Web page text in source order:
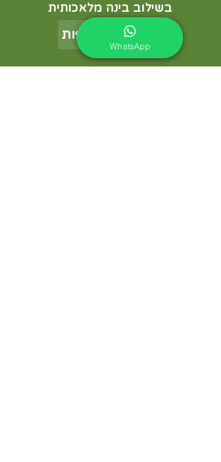
למידע והצטרפות
בשילוב בינה מלאכותית
WhatsApp